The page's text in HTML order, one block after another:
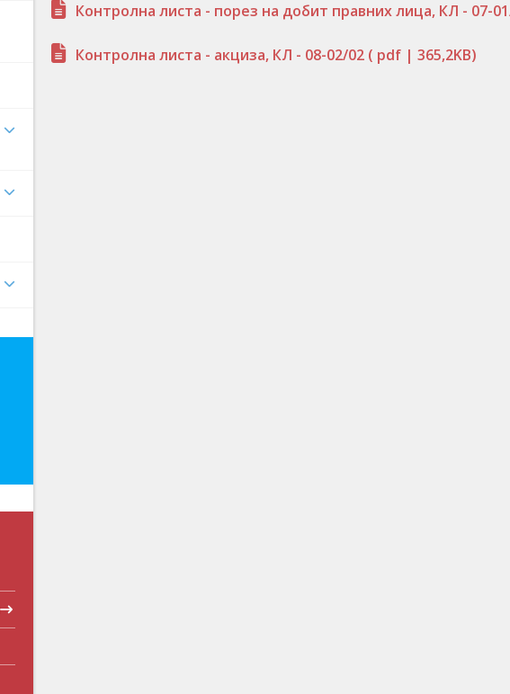
Контролна листа - порез на добит правних лица, КЛ - 07-
Контролна листа - акциза, КЛ - 08-02/02 ( pdf | 365,2KB)